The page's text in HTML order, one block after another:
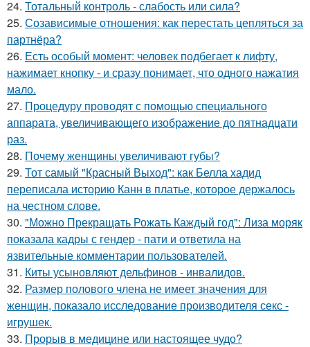
24. Тотальный контроль - слабость или сила?
25. Созависимые отношения: как перестать цепляться за
партнёра?
26. Есть особый момент: человек подбегает к лифту,
нажимает кнопку - и сразу понимает, что одного нажатия
мало.
27. Процедуру проводят с помощью специального
аппарата, увеличивающего изображение до пятнадцати
раз.
28. Почему женщины увеличивают губы?
29. Тот самый "Красный Выход": как Белла хадид
переписала историю Канн в платье, которое держалось
на честном слове.
30. "Можно Прекращать Рожать Каждый год": Лиза моряк
показала кадры с гендер - пати и ответила на
язвительные комментарии пользователей.
31. Киты усыновляют дельфинов - инвалидов.
32. Размер полового члена не имеет значения для
женщин, показало исследование производителя секс -
игрушек.
33. Прорыв в медицине или настоящее чудо?